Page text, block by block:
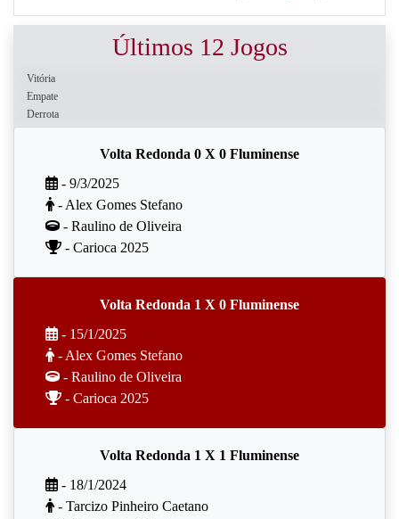
Últimos 12 Jogos
Vitória
Empate
Derrota
Volta Redonda 0 X 0 Fluminense
- 9/3/2025
- Alex Gomes Stefano
- Raulino de Oliveira
- Carioca 2025
Volta Redonda 1 X 0 Fluminense
- 15/1/2025
- Alex Gomes Stefano
- Raulino de Oliveira
- Carioca 2025
Volta Redonda 1 X 1 Fluminense
- 18/1/2024
- Tarcizo Pinheiro Caetano